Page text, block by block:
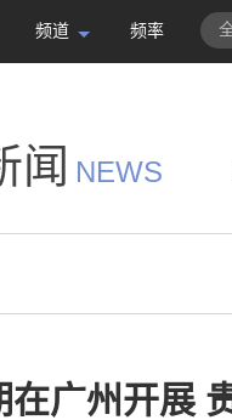
频道 频率
闻 NEWS
在广州开展